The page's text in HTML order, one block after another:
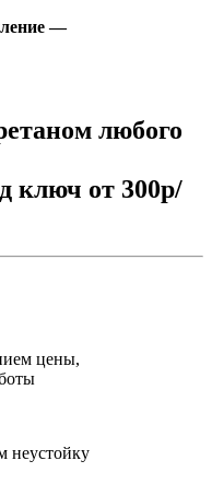
—
любого
ключ от 300р/
цены,
неустойку